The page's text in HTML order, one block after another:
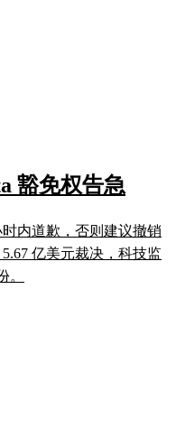
豁免权告急
内道歉，否则建议撤销
亿美元裁决，科技监
。